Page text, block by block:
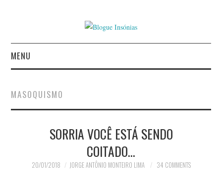
MENU
AUTORES
CONTACTO
MASOQUISMO
SORRIA VOCÊ ESTÁ SENDO
COITADO…
20/01/2018 JORGE ANTÔNIO MONTEIRO LIMA 34 COMMENTS